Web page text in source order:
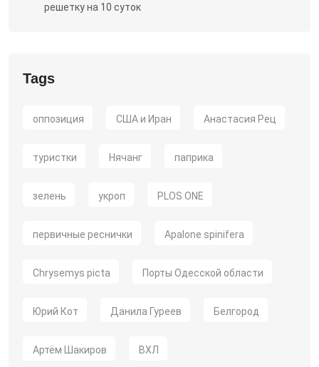
решетку на 10 суток
Tags
оппозиция США и Иран Анастасия Рец
туристки Нячанг паприка
зелень укроп PLOS ONE
первичные реснички Apalone spinifera
Chrysemys picta Порты Одесской области
Юрий Кот Данила Гуреев Белгород
Артём Шакиров ВХЛ